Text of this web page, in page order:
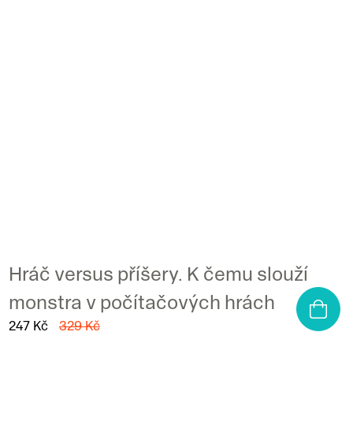
Hráč versus příšery. K čemu slouží
monstra v počítačových hrách
247 Kč 329 Kč